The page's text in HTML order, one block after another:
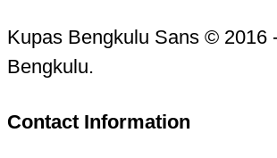
Kupas Bengkulu Sans © 2016
Bengkulu.
Contact Information